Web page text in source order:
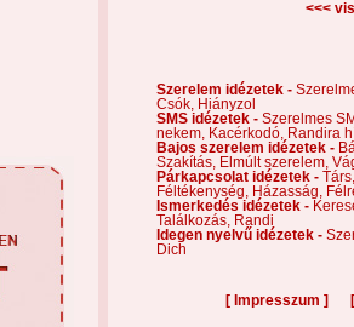
<<<
Szerelem idézetek -
Csók,
Hiányzol
SMS idézetek - Szerelmes
nekem,
Kacérkodó,
Randira
Bajos szerelem idézetek -
Szakítás,
Elmúlt szerelem,
Párkapcsolat idézetek -
Féltékenység,
Házasság,
Ismerkedés idézetek -
Találkozás,
Randi
Idegen nyelvű idézetek -
Dich
[ Impresszum ]